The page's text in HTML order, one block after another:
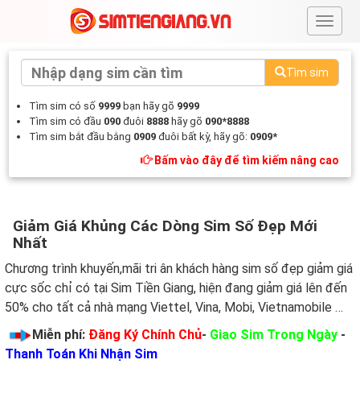
#
Tìm sim
Tìm sim có số 9999 bạn hãy gõ 9999
Tìm sim có đầu 090 đuôi 8888 hãy gõ 090*8888
Tìm sim bắt đầu bằng 0909 đuôi bất kỳ, hãy gõ: 0909*
Bấm vào đây để tìm kiếm nâng cao
Giảm Giá Khủng Các Dòng Sim Số Đẹp Mới
Nhất
Chương trình khuyến,mãi tri ân khách hàng sim số đẹp giảm giá
cực sốc chỉ có tại Sim Tiền Giang, hiện đang giảm giá lên đến
50% cho tất cả nhà mạng Viettel, Vina, Mobi, Vietnamobile …
Miễn phí: Đăng Ký Chính Chủ- Giao Sim Trong Ngày -
Thanh Toán Khi Nhận Sim